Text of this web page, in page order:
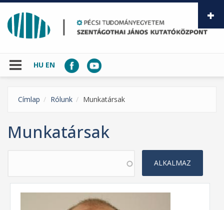
Ugrás a tartalomra
HU EN
Címlap Rólunk Munkatársak
Munkatársak